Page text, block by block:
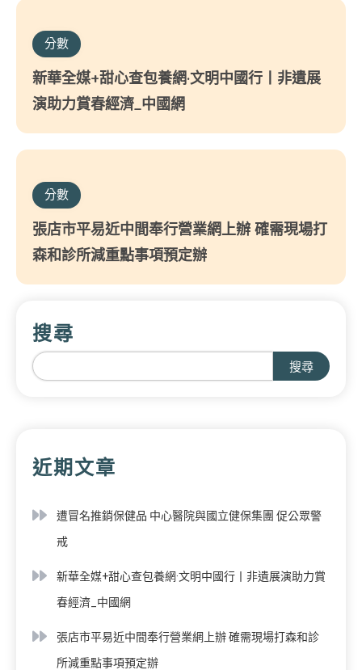
分數
新華全媒+甜心查包養網·文明中國行丨非遺展
演助力賞春經濟_中國網
分數
張店市平易近中間奉行營業網上辦 確需現場打
森和診所減重點事項預定辦
搜尋
搜尋
近期文章
遭冒名推銷保健品 中心醫院與國立健保集團 促公眾警
戒
新華全媒+甜心查包養網·文明中國行丨非遺展演助力賞
春經濟_中國網
張店市平易近中間奉行營業網上辦 確需現場打森和診
所減重點事項預定辦